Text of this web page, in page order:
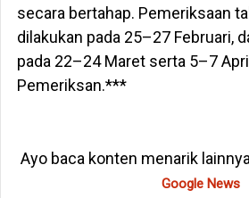
secara bertahap. Pemeriksaan
dilakukan pada 25–27 Februari,
pada 22–24 Maret serta 5–7
Pemeriksan.***
Ayo baca konten menarik
Google News